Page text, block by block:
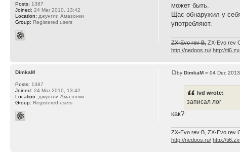
может быть.
Щас обнаружил у
употребляют.
ZX-Evo rev B,ZX-Evo rev
http://nedoos.ru/ http://
Posts: 1387
Joined: 24 Mar 2010, 13:42
Location: джунгли Амазонки
Group: Registered users
by DimkaM » 04 Dec
lvd wrote:
записал лог
как?
ZX-Evo rev B,ZX-Evo rev
http://nedoos.ru/ http://
DimkaM
Posts: 1387
Joined: 24 Mar 2010, 13:42
Location: джунгли Амазонки
Group: Registered users